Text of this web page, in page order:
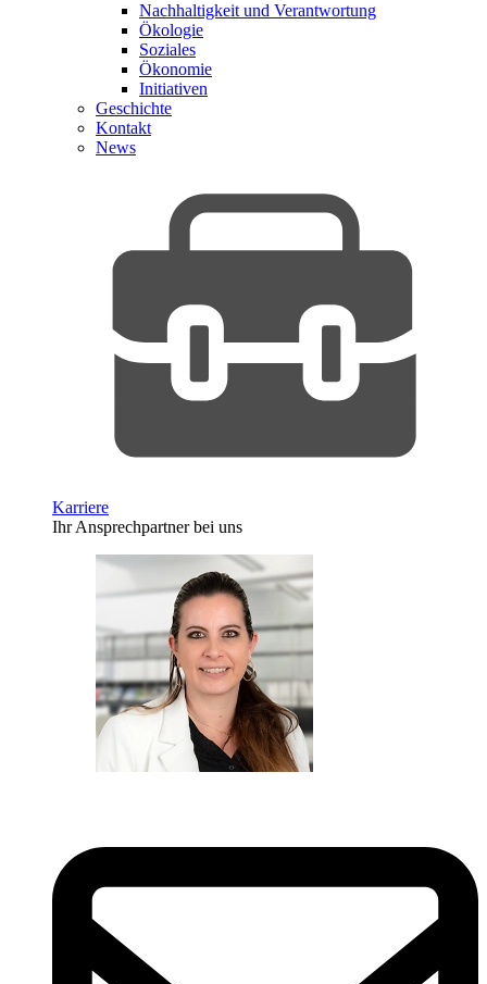
Nachhaltigkeit und Verantwortung
Ökologie
Soziales
Ökonomie
Initiativen
Geschichte
Kontakt
News
Karriere
Ihr Ansprechpartner bei uns